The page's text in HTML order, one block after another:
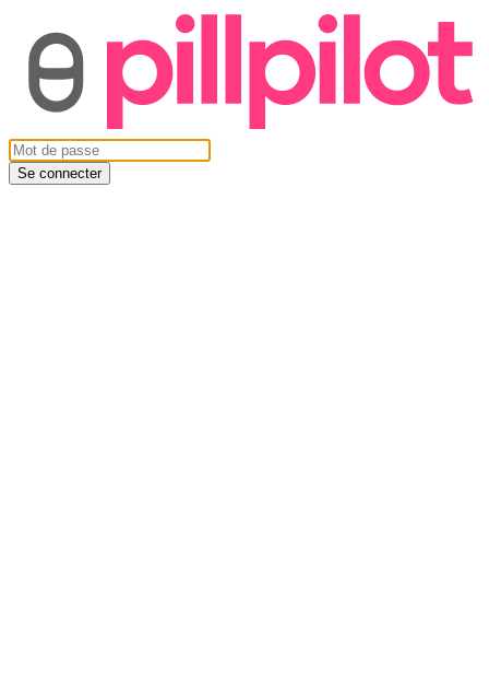
Se connecter